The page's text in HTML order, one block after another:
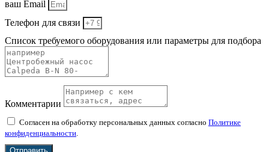
ваш Email
Телефон для связи
Список требуемого оборудования или параметры для подбора
Комментарии
Согласен на обработку персональных данных согласно Политике
конфиденциальности.